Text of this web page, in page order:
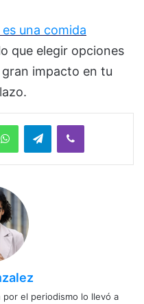
una comida
que elegir opciones
impacto en tu
WhatsAppTelegramViber
por el periodismo lo llevó a